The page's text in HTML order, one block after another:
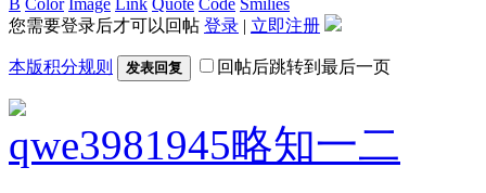
您需要登录后才可以回帖 登录 | 立即注册
本版积分规则 发表回复 回帖后跳转到最后一页
qwe3981945略知一二